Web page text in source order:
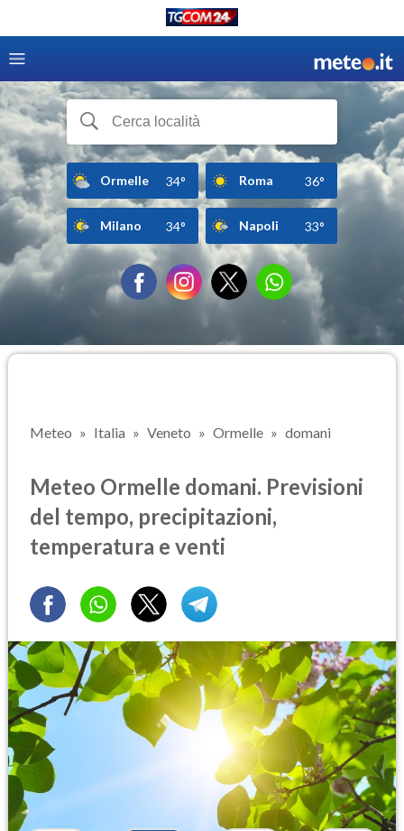
Ormelle 34° Roma 36°
Milano 34° Napoli 33°
Meteo Italia Veneto Ormelle domani
Meteo Ormelle domani. Previsioni
del tempo, precipitazioni,
temperatura e venti